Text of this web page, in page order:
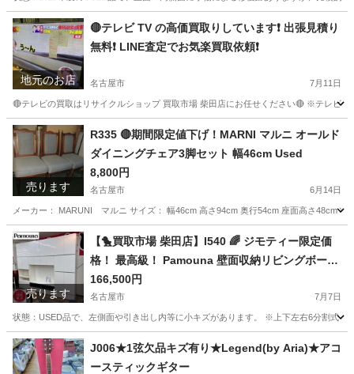
愛知 名古屋市 生活家電 商品
地元のお店
🔴テレビ TV の高価買取りしています❗️ 出張見積り
無料❗️ LINE査定でお気楽買取依頼❗️
名古屋市 7月11日
🔴テレビの買取はリサイクルショップ 買取市場 柴田店にお任せください🔴 ※テレビ
愛知 名古屋市 リサイクルショップ 無料
売ります
R335 🔴期間限定値下げ！MARNI マルニ オールド
ダイニングチェア3脚セット 幅46cm Used
8,800円
名古屋市 6月14日
メーカー： MARUNI マルニ サイズ： 幅46cm 高さ94cm 奥行54cm 座面高さ48cm
愛知 名古屋市 椅子 マルニ
売ります
【🐤買取市場 柴田店】I540 🌈 ジモティー限定価
格！ 最高級！ Pamouna 壁面収納リビングボード
⭐ クリーニング済
166,500円
名古屋市 7月7日
状態：USED品で、左側面や引き出し内等に小キズがあります。 ※上下左右6分割式・
愛知 名古屋市 収納家具 リビング
J006★1弦欠品キズ有り★Legend(by Aria)★アコ
ースティックギター